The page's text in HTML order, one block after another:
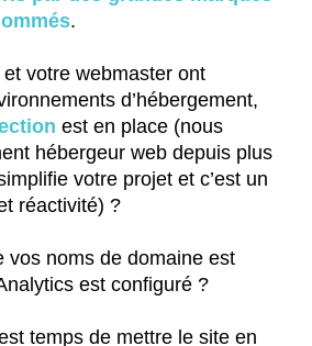
.
votre webmaster ont
d’hébergement,
est en place (nous
hébergeur web depuis plus
votre projet et c’est un
réactivité) ?
vos noms de domaine est
est configuré ?
temps de mettre le site en